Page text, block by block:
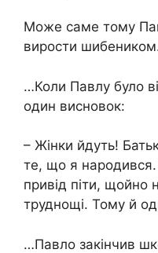
Може саме тому
вирости
…Коли Павлу було
один висновок:
– Жінки йдуть!
те, що я
привід піти, щойно
труднощі. Тому й
…Павло закінчив